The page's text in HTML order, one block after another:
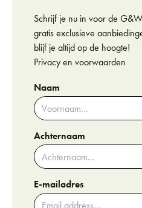
Schrijf je nu in voor de
gratis exclusieve
blijf je altijd op de hoogte!
Privacy en voorwaarden
Naam
Achternaam
E-mailadres